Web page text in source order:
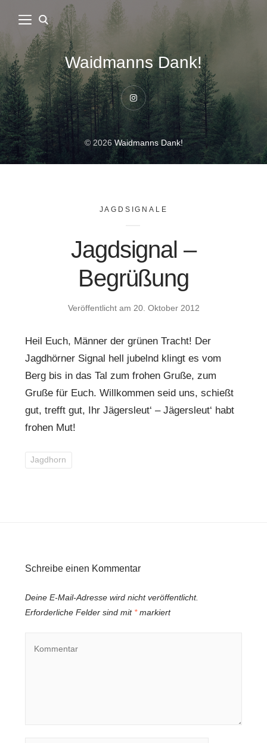
Waidmanns Dank!
Instagram
© 2026Waidmanns Dank!
JAGDSIGNALE
Jagdsignal –
Begrüßung
Veröffentlicht am 20. Oktober 2012
Heil Euch, Männer der grünen Tracht! Der
Jagdhörner Signal hell jubelnd klingt es vom
Berg bis in das Tal zum frohen Gruße, zum
Gruße für Euch. Willkommen seid uns, schießt
gut, trefft gut, Ihr Jägersleut‘ – Jägersleut‘ habt
frohen Mut!
Jagdhorn
Schreibe einen Kommentar
Deine E-Mail-Adresse wird nicht veröffentlicht.
Erforderliche Felder sind mit *markiert